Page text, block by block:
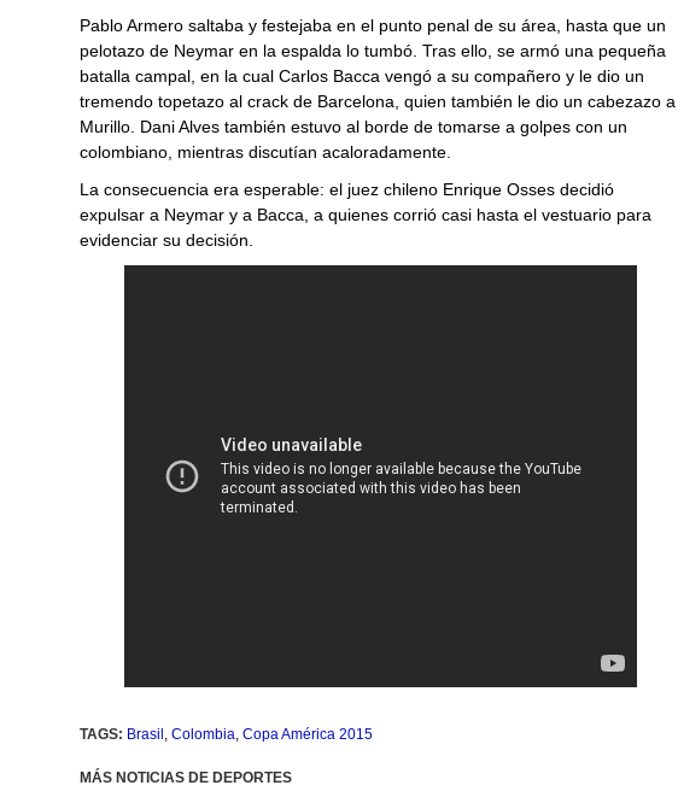
Pablo Armero saltaba y festejaba en el punto penal de su área, hasta que un
pelotazo de Neymar en la espalda lo tumbó. Tras ello, se armó una pequeña
batalla campal, en la cual Carlos Bacca vengó a su compañero y le dio un
tremendo topetazo al crack de Barcelona, quien también le dio un cabezazo a
Murillo. Dani Alves también estuvo al borde de tomarse a golpes con un
colombiano, mientras discutían acaloradamente.
La consecuencia era esperable: el juez chileno Enrique Osses decidió
expulsar a Neymar y a Bacca, a quienes corrió casi hasta el vestuario para
evidenciar su decisión.
TAGS: Brasil , Colombia, Copa América 2015
MÁS NOTICIAS DE DEPORTES